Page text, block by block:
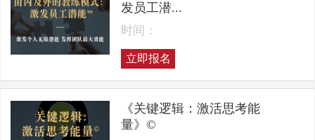
发员工潜...
时间：
立即报名
《关键逻辑：激活思考能
量》©